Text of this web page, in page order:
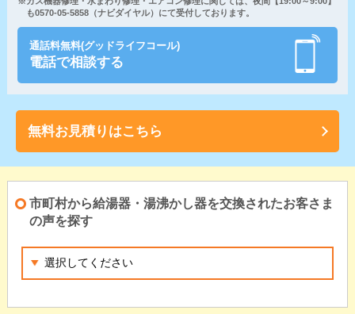
も0570-05-5858（ナビダイヤル）にて受付しております。
通話料無料(グッドライフコール)
電話で相談する
無料お見積りはこちら
市町村から給湯器・湯沸かし器を交換されたお客さま
の声を探す